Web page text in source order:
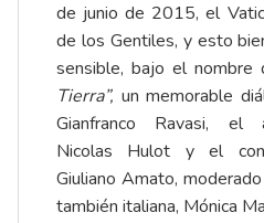
de junio de 2015, el
de los Gentiles, y esto
sensible, bajo el nombre
Tierra”, un memorable
Gianfranco Ravasi, el
Nicolas Hulot y el
Giuliano Amato,
también italiana, Mónica